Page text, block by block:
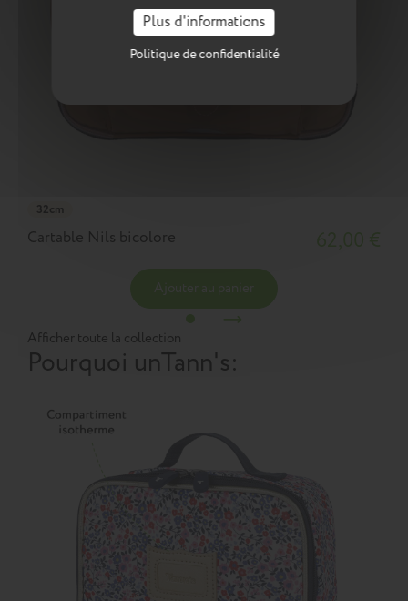
Plus d'informations
Politique de confidentialité
32cm
Cartable Nils bicolore
Afficher toute la collection
Pourquoi unTann's: